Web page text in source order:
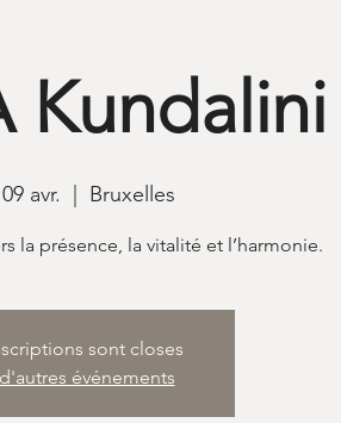
Kundalini
avr. Bruxelles
la présence, la vitalité et l’harmonie.
sont closes
événements